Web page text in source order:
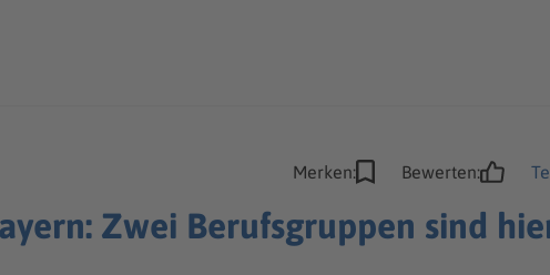
Merken: Bewerten:
Zwei Berufsgruppen sind